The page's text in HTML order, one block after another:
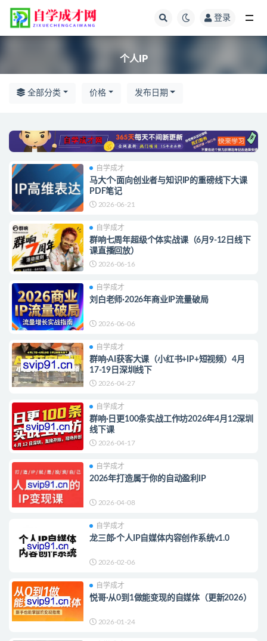
登录
个人IP
全部分类 价格 发布日期
自学成才
马大个·面向创业者与知识IP的重磅线下大课
PDF笔记
2026-06-21
自学成才
群响七周年超级个体实战课（6月9-12日线下
课直播回放）
2026-06-16
自学成才
刘白老师·2026年商业IP流量破局
2026-06-06
自学成才
群响·AI获客大课（小红书+IP+短视频）4月
17-19日深圳线下
2026-04-27
自学成才
群响·日更100‮实条‬战工作坊2026年4月12深圳
线下课
2026-04-17
自学成才
2026年打造属于你的自动盈利IP
2026-04-08
自学成才
龙三郎·个人IP自媒体内容创作系统v1.0
2026-02-06
自学成才
悦哥·从0到1做能变现的自媒体（更新2026）
2026-01-24